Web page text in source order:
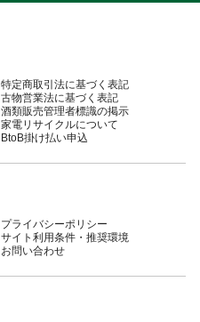
特定商取引法に基づく表記
古物営業法に基づく表記
酒類販売管理者標識の掲示
家電リサイクルについて
BtoB掛け払い申込
プライバシーポリシー
サイト利用条件・推奨環境
お問い合わせ